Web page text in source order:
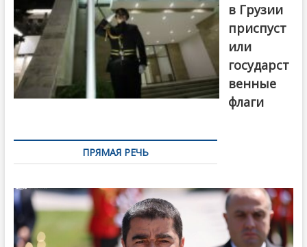
в Грузии
приспуст
или
государст
венные
флаги
ПРЯМАЯ РЕЧЬ